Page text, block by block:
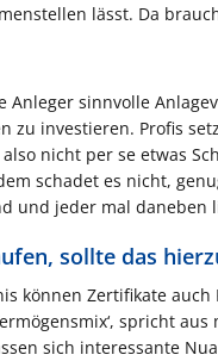
lässt. Da
sinnvolle
investieren. Profis
nicht per se etwas
schadet es nicht,
und jeder mal daneben
sollte das
können Zertifikate
spricht
sich interessante